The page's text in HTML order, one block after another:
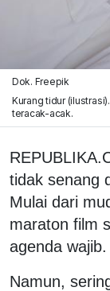
Dok. Freepik
Kurang tidur
teracak-acak.
tidak senang
Mulai dari
maraton film
agenda wajib.
Namun,